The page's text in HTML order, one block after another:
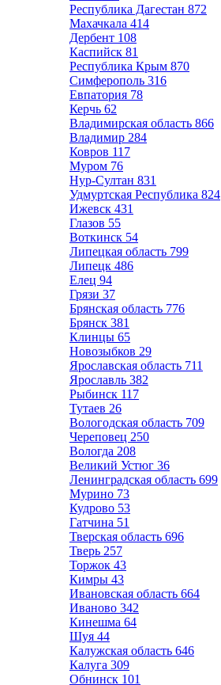
Республика Дагестан 872
Махачкала 414
Дербент 108
Каспийск 81
Республика Крым 870
Симферополь 316
Евпатория 78
Керчь 62
Владимирская область 866
Владимир 284
Ковров 117
Муром 76
Нур-Султан 831
Удмуртская Республика 824
Ижевск 431
Глазов 55
Воткинск 54
Липецкая область 799
Липецк 486
Елец 94
Грязи 37
Брянская область 776
Брянск 381
Клинцы 65
Новозыбков 29
Ярославская область 711
Ярославль 382
Рыбинск 117
Тутаев 26
Вологодская область 709
Череповец 250
Вологда 208
Великий Устюг 36
Ленинградская область 699
Мурино 73
Кудрово 53
Гатчина 51
Тверская область 696
Тверь 257
Торжок 43
Кимры 43
Ивановская область 664
Иваново 342
Кинешма 64
Шуя 44
Калужская область 646
Калуга 309
Обнинск 101